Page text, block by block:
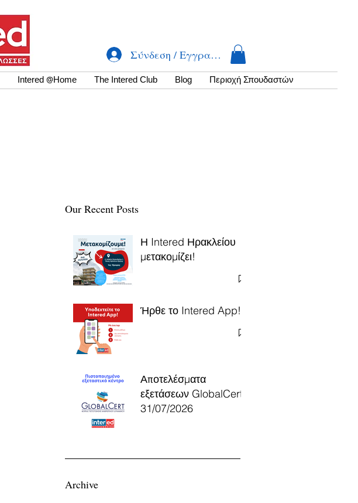
Σύνδεση / Εγγραφή
Intered @Home The Intered Club Βlog Περιοχή Σπουδαστών
Our Recent Posts
Η Intered Ηρακλείου
μετακομίζει!
Ήρθε το Intered App!
Αποτελέσματα
εξετάσεων GlobalCert
31/07/2026
Archive